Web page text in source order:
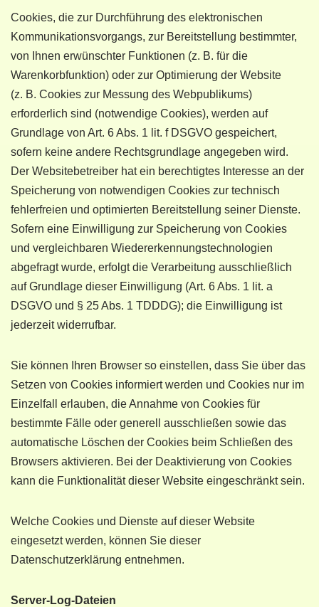
Cookies, die zur Durchführung des elektronischen
Kommunikationsvorgangs, zur Bereitstellung bestimmter,
von Ihnen erwünschter Funktionen (z. B. für die
Warenkorbfunktion) oder zur Optimierung der Website
(z. B. Cookies zur Messung des Webpublikums)
erforderlich sind (notwendige Cookies), werden auf
Grundlage von Art. 6 Abs. 1 lit. f DSGVO gespeichert,
sofern keine andere Rechtsgrundlage angegeben wird.
Der Websitebetreiber hat ein berechtigtes Interesse an der
Speicherung von notwendigen Cookies zur technisch
fehlerfreien und optimierten Bereitstellung seiner Dienste.
Sofern eine Einwilligung zur Speicherung von Cookies
und vergleichbaren Wiedererkennungstechnologien
abgefragt wurde, erfolgt die Verarbeitung ausschließlich
auf Grundlage dieser Einwilligung (Art. 6 Abs. 1 lit. a
DSGVO und § 25 Abs. 1 TDDDG); die Einwilligung ist
jederzeit widerrufbar.
Sie können Ihren Browser so einstellen, dass Sie über das
Setzen von Cookies informiert werden und Cookies nur im
Einzelfall erlauben, die Annahme von Cookies für
bestimmte Fälle oder generell ausschließen sowie das
automatische Löschen der Cookies beim Schließen des
Browsers aktivieren. Bei der Deaktivierung von Cookies
kann die Funktionalität dieser Website eingeschränkt sein.
Welche Cookies und Dienste auf dieser Website
eingesetzt werden, können Sie dieser
Datenschutzerklärung entnehmen.
Server-Log-Dateien